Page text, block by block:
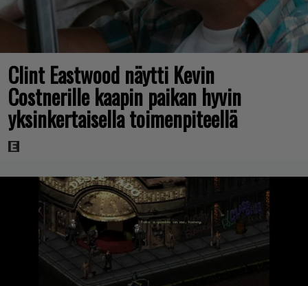
Clint Eastwood näytti Kevin
Costnerille kaapin paikan hyvin
yksinkertaisella toimenpiteellä